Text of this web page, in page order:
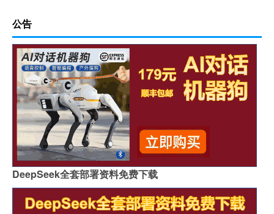
公告
DeepSeek全套部署资料免费下载